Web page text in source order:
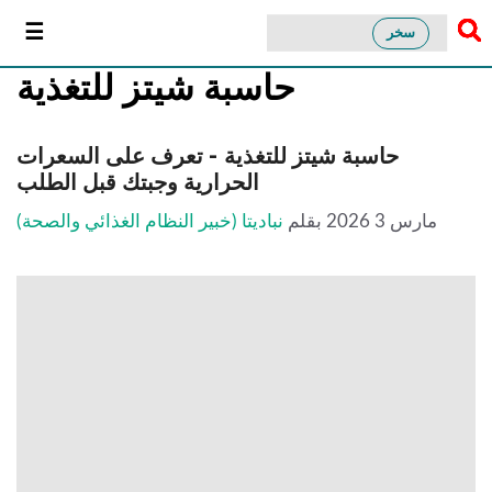
سخر
حاسبة شيتز للتغذية
حاسبة شيتز للتغذية - تعرف على السعرات
الحرارية وجبتك قبل الطلب
مارس 3 2026 بقلم نباديتا (خبير النظام الغذائي والصحة)